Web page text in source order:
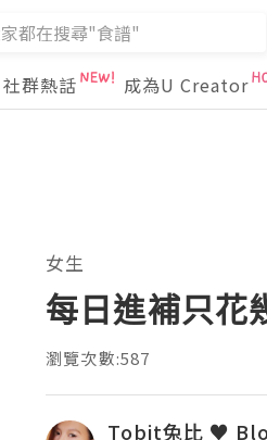
社群熱話 成為U Creator
女生
每日進補只花
瀏覽次數:587
Tobit兔比 ♥